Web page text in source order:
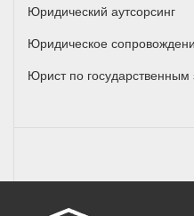
Юридический аутсорсинг
Юридическое
Юрист по государственным